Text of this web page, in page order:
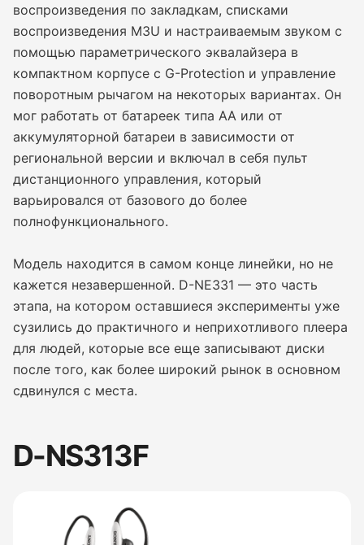
воспроизведения по закладкам, списками
воспроизведения M3U и настраиваемым звуком с
помощью параметрического эквалайзера в
компактном корпусе с G-Protection и управление
поворотным рычагом на некоторых вариантах. Он
мог работать от батареек типа AA или от
аккумуляторной батареи в зависимости от
региональной версии и включал в себя пульт
дистанционного управления, который
варьировался от базового до более
полнофункционального.
Модель находится в самом конце линейки, но не
кажется незавершенной. D-NE331 — это часть
этапа, на котором оставшиеся эксперименты уже
сузились до практичного и неприхотливого плеера
для людей, которые все еще записывают диски
после того, как более широкий рынок в основном
сдвинулся с места.
D-NS313F